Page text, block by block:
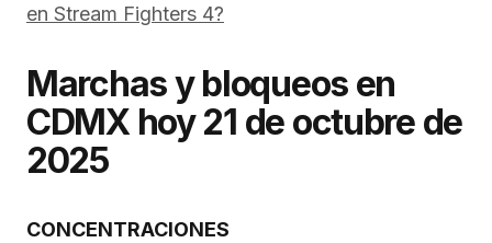
en Stream Fighters 4?
Marchas y bloqueos en
CDMX hoy 21 de octubre de
2025
CONCENTRACIONES